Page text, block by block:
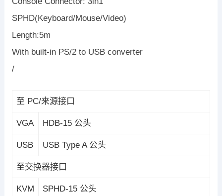
SPHD(Keyboard/Mouse/Video)
Length:5m
With built-in PS/2 to USB converter
/
至 PC/来源接口
VGA HDB-15 公头
USB USB Type A 公头
至交换器接口
KVM
SPHD-15 公头